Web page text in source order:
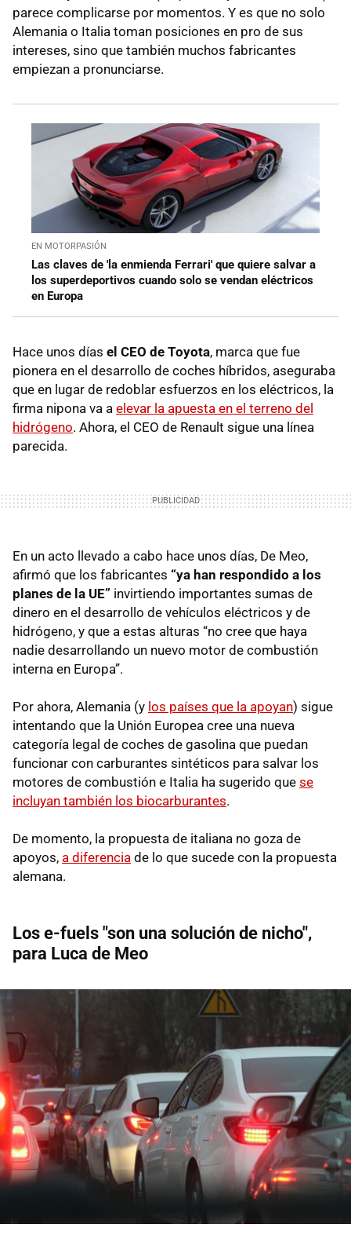
parece complicarse por momentos. Y es que no solo
Alemania o Italia toman posiciones en pro de sus
intereses, sino que también muchos fabricantes
empiezan a pronunciarse.
EN MOTORPASIÓN
Las claves de 'la enmienda Ferrari' que quiere salvar a
los superdeportivos cuando solo se vendan eléctricos
en Europa
Hace unos días el CEO de Toyota, marca que fue
pionera en el desarrollo de coches híbridos, aseguraba
que en lugar de redoblar esfuerzos en los eléctricos, la
firma nipona va a elevar la apuesta en el terreno del
hidrógeno. Ahora, el CEO de Renault sigue una línea
parecida.
En un acto llevado a cabo hace unos días, De Meo,
afirmó que los fabricantes “ya han respondido a los
planes de la UE” invirtiendo importantes sumas de
dinero en el desarrollo de vehículos eléctricos y de
hidrógeno, y que a estas alturas “no cree que haya
nadie desarrollando un nuevo motor de combustión
interna en Europa”.
Por ahora, Alemania (y los países que la apoyan) sigue
intentando que la Unión Europea cree una nueva
categoría legal de coches de gasolina que puedan
funcionar con carburantes sintéticos para salvar los
motores de combustión e Italia ha sugerido que se
incluyan también los biocarburantes.
De momento, la propuesta de italiana no goza de
apoyos, a diferencia de lo que sucede con la propuesta
alemana.
Los e-fuels "son una solución de nicho",
para Luca de Meo